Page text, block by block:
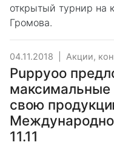
открытый турнир на
Громова.
04.11.2018 Акции,
Puppyoo
максимальные
свою
11.11